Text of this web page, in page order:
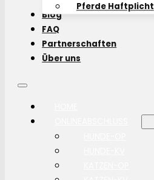
Pferde Haftplicht
Blog
FAQ
Partnerschaften
Über uns